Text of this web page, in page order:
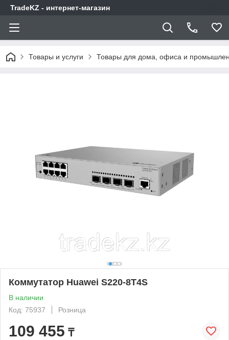
TradeKZ - интернет-магазин
Товары и услуги Товары для дома, офиса и
Коммутатор Huawei S220-8T4S
В наличии
Код: 75937
Розница
109 455 ₸